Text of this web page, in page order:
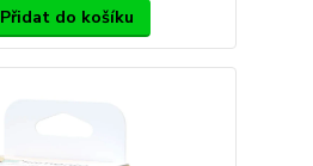
Přidat do košíku